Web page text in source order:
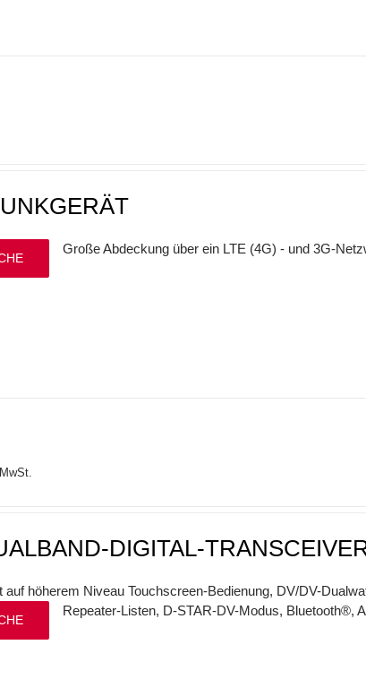
Große Abdeckung über ein LTE (4G) - und 3G-
DIGITAL-
auf höherem Niveau Touchscreen-Bedienung, DV/DV-
Repeater-Listen, D-STAR-DV-Modus, Bluetooth®,